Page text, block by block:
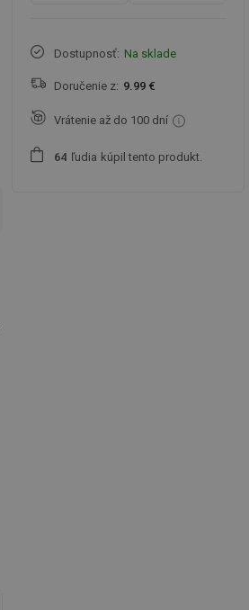
Dostupnosť: Na sklade
Doručenie z: 9.99 €
Vrátenie až do 100 dní
64 ľudia kúpil tento produkt.